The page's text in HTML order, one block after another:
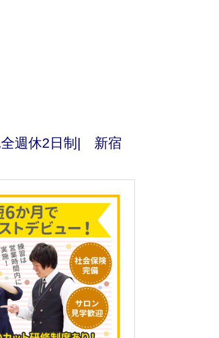
全週休2日制| 新宿